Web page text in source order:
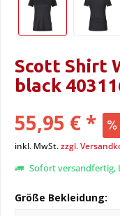
Scott Shirt
black
55,95 € *
inkl. MwSt.zzgl.
Sofort versandfertig,
Größe Bekleidung: